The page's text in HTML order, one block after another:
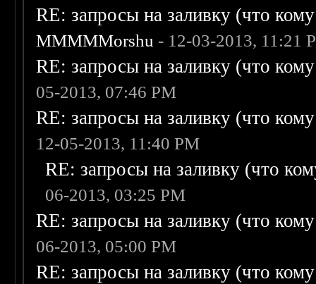
RE: запросы на заливку (что
MMMMMorshu - 12-03-2013, 11:21
RE: запросы на заливку (что
05-2013, 07:46 PM
RE: запросы на заливку (что
12-05-2013, 11:40 PM
RE: запросы на заливку (что
06-2013, 03:25 PM
RE: запросы на заливку (что
06-2013, 05:00 PM
RE: запросы на заливку (что